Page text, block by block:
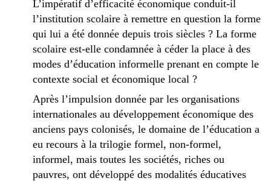
L’impératif d’efficacité économique conduit-il
l’institution scolaire à remettre en question la forme
qui lui a été donnée depuis trois siècles ? La forme
scolaire est-elle condamnée à céder la place à des
modes d’éducation informelle prenant en compte le
contexte social et économique local ?
Après l’impulsion donnée par les organisations
internationales au développement économique des
anciens pays colonisés, le domaine de l’éducation a
eu recours à la trilogie formel, non-formel,
informel, mais toutes les sociétés, riches ou
pauvres, ont développé des modalités éducatives